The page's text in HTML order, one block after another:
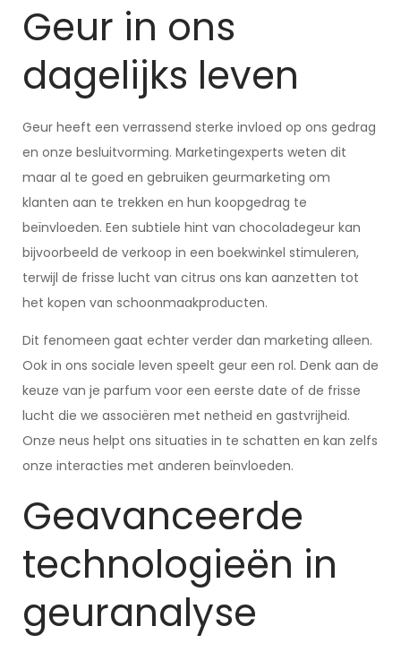
Geur in ons
dagelijks leven
Geur heeft een verrassend sterke invloed op ons gedrag
en onze besluitvorming. Marketingexperts weten dit
maar al te goed en gebruiken geurmarketing om
klanten aan te trekken en hun koopgedrag te
beïnvloeden. Een subtiele hint van chocoladegeur kan
bijvoorbeeld de verkoop in een boekwinkel stimuleren,
terwijl de frisse lucht van citrus ons kan aanzetten tot
het kopen van schoonmaakproducten.
Dit fenomeen gaat echter verder dan marketing alleen.
Ook in ons sociale leven speelt geur een rol. Denk aan de
keuze van je parfum voor een eerste date of de frisse
lucht die we associëren met netheid en gastvrijheid.
Onze neus helpt ons situaties in te schatten en kan zelfs
onze interacties met anderen beïnvloeden.
Geavanceerde
technologieën in
geuranalyse